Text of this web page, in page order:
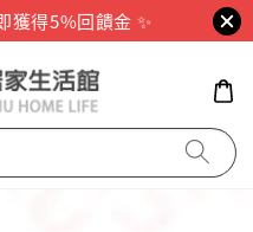
獲得5%回饋金 ✨